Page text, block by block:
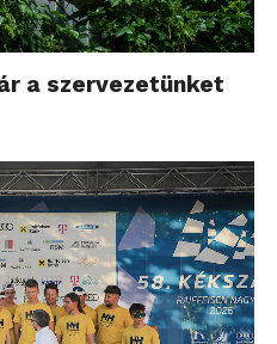
a szervezetünket